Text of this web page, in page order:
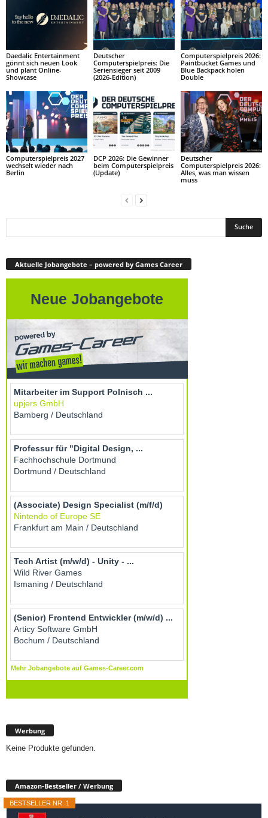
Daedalic Entertainment
gönnt sich neuen Look
und plant Online-
Showcase
Deutscher
Computerspielpreis: Die
Seriensieger seit 2009
(2026-Edition)
Computerspielpreis 2026:
Paintbucket Games und
Blue Backpack holen
Double
Computerspielpreis 2027
wechselt wieder nach
Berlin
DCP 2026: Die Gewinner
beim Computerspielpreis
(Update)
Deutscher
Computerspielpreis 2026:
Alles, was man wissen
muss
Aktuelle Jobangebote – powered by Games Career
Werbung
Keine Produkte gefunden.
Amazon-Bestseller / Werbung
BESTSELLER NR. 1